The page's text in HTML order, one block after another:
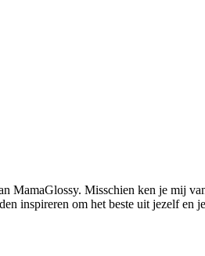
MamaGlossy. Misschien ken je mij
inspireren om het beste uit jezelf en